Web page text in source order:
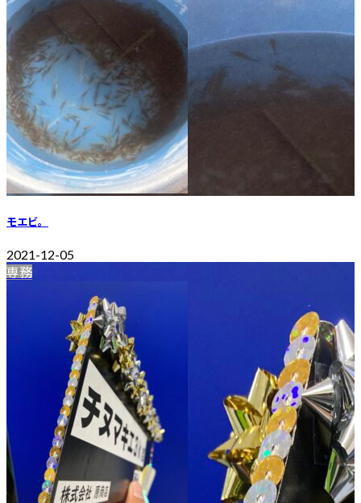
モエビ。
2021-12-05
専務